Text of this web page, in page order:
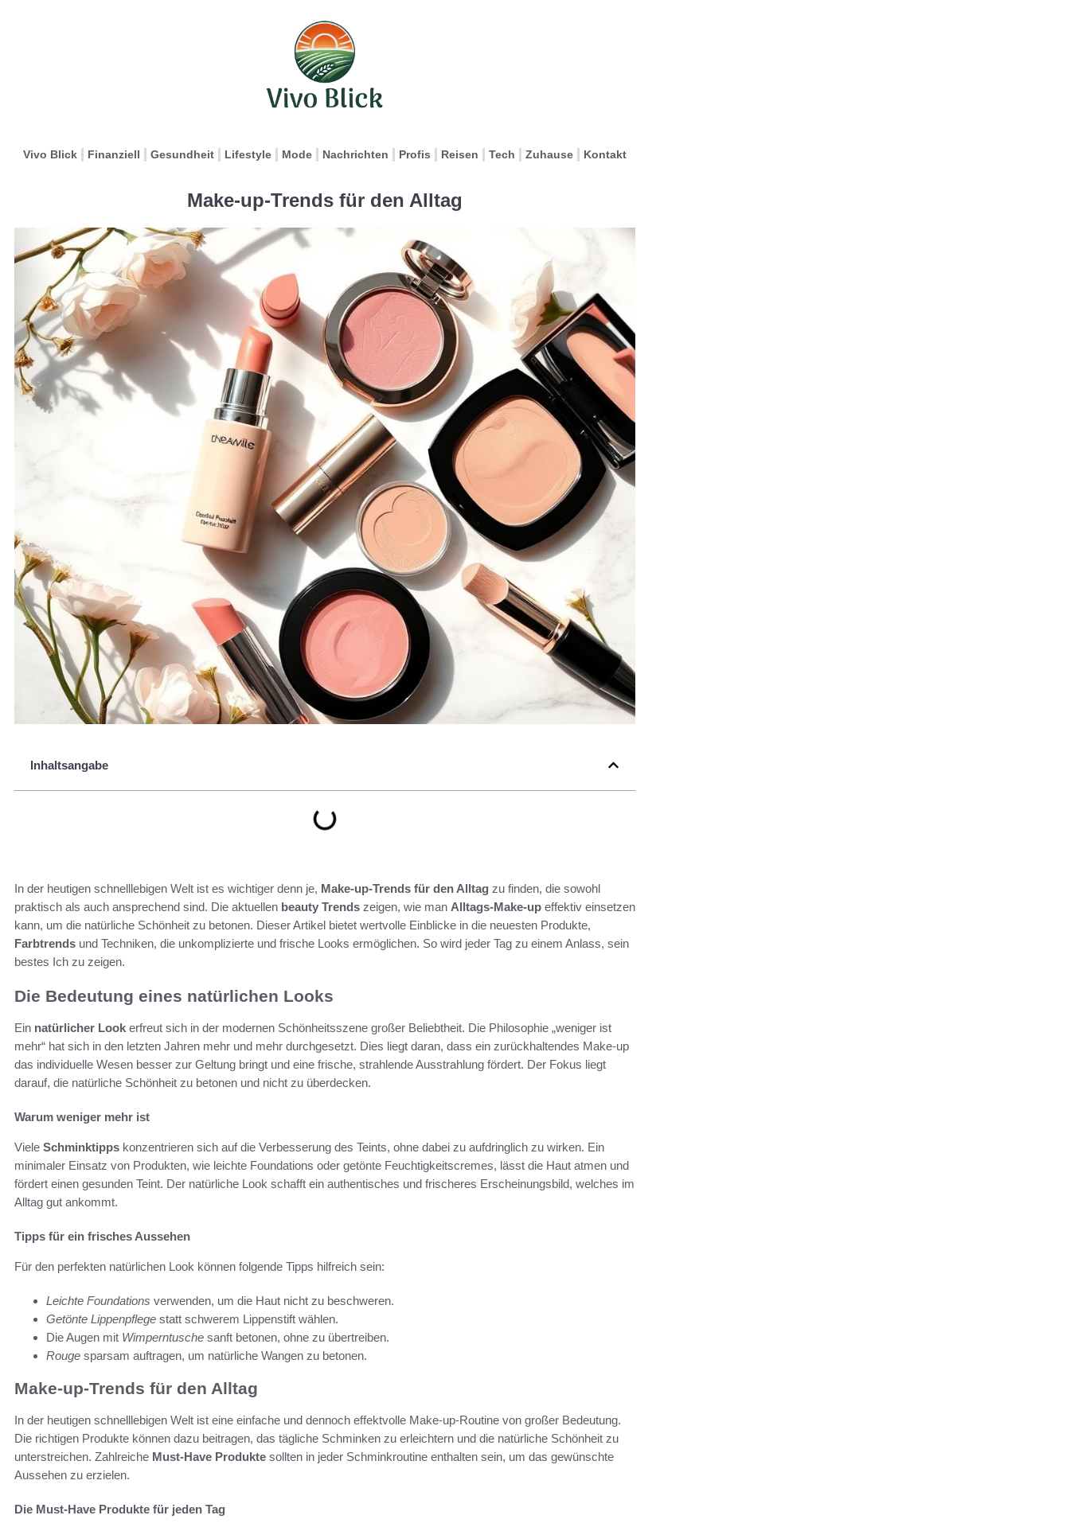
Vivo Blick Finanziell Gesundheit Lifestyle Mode Nachrichten Profis Reisen Tech Zuhause Kontakt
Make-up-Trends für den Alltag
Inhaltsangabe
In der heutigen schnelllebigen Welt ist es wichtiger denn je, Make-up-Trends für den Alltag zu finden, die sowohl
praktisch als auch ansprechend sind. Die aktuellen beauty Trends zeigen, wie man Alltags-Make-up effektiv einsetzen
kann, um die natürliche Schönheit zu betonen. Dieser Artikel bietet wertvolle Einblicke in die neuesten Produkte,
Farbtrends und Techniken, die unkomplizierte und frische Looks ermöglichen. So wird jeder Tag zu einem Anlass, sein
bestes Ich zu zeigen.
Die Bedeutung eines natürlichen Looks
Ein natürlicher Look erfreut sich in der modernen Schönheitsszene großer Beliebtheit. Die Philosophie „weniger ist
mehr“ hat sich in den letzten Jahren mehr und mehr durchgesetzt. Dies liegt daran, dass ein zurückhaltendes Make-up
das individuelle Wesen besser zur Geltung bringt und eine frische, strahlende Ausstrahlung fördert. Der Fokus liegt
darauf, die natürliche Schönheit zu betonen und nicht zu überdecken.
Warum weniger mehr ist
Viele Schminktipps konzentrieren sich auf die Verbesserung des Teints, ohne dabei zu aufdringlich zu wirken. Ein
minimaler Einsatz von Produkten, wie leichte Foundations oder getönte Feuchtigkeitscremes, lässt die Haut atmen und
fördert einen gesunden Teint. Der natürliche Look schafft ein authentisches und frischeres Erscheinungsbild, welches im
Alltag gut ankommt.
Tipps für ein frisches Aussehen
Für den perfekten natürlichen Look können folgende Tipps hilfreich sein:
Leichte Foundations verwenden, um die Haut nicht zu beschweren.
Getönte Lippenpflege statt schwerem Lippenstift wählen.
Die Augen mit Wimperntusche sanft betonen, ohne zu übertreiben.
Rouge sparsam auftragen, um natürliche Wangen zu betonen.
Make-up-Trends für den Alltag
In der heutigen schnelllebigen Welt ist eine einfache und dennoch effektvolle Make-up-Routine von großer Bedeutung.
Die richtigen Produkte können dazu beitragen, das tägliche Schminken zu erleichtern und die natürliche Schönheit zu
unterstreichen. Zahlreiche Must-Have Produkte sollten in jeder Schminkroutine enthalten sein, um das gewünschte
Aussehen zu erzielen.
Die Must-Have Produkte für jeden Tag